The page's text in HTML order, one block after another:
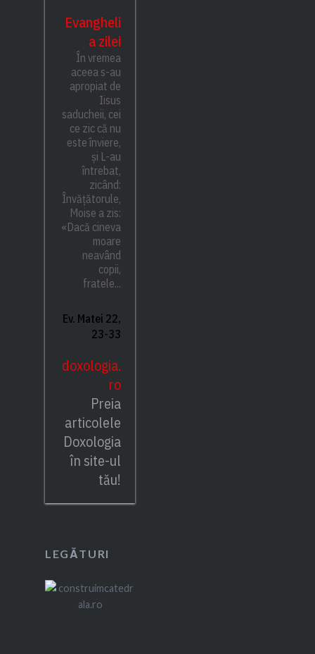
Evangheli
a zilei
În vremea
aceea s-au
apropiat de
Iisus
saducheii, cei
ce zic că nu
este înviere,
și L-au
întrebat,
zicând:
Învățătorule,
Moise a zis:
«Dacă cineva
moare
neavând
copii,
fratele...
Ev. Matei 22,
23-33
doxologia.
ro
Preia
articolele
Doxologia
în site-ul
tău!
LEGĂTURI